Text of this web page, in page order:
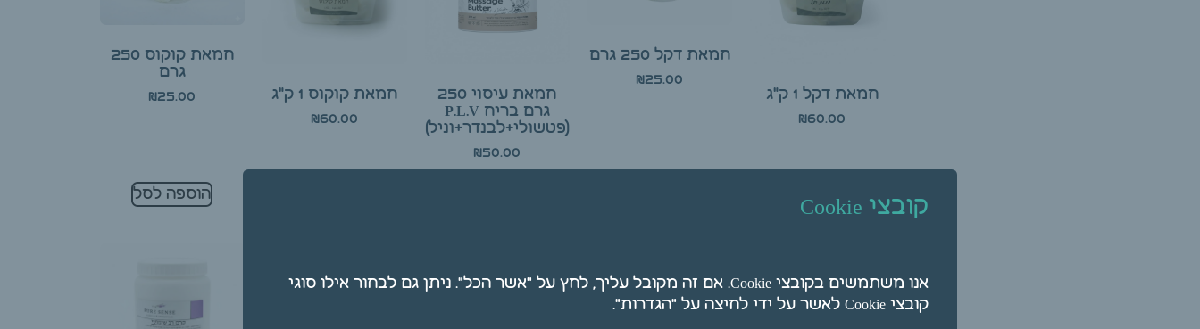
חמאת דקל 1 ק"ג
₪60.00
חמאת דקל 250 גרם
₪25.00
חמאת עיסוי 250
גרם בריח P.L.V
(פטשולי+לבנדר+וניל)
₪50.00
חמאת קוקוס 1 ק"ג
₪60.00
חמאת קוקוס 250
גרם
₪25.00
הוספה לסל קובצי Cookie
אנו משתמשים בקובצי Cookie. אם זה מקובל עליך, לחץ על "אשר הכל". ניתן גם לבחור אילו סוגי
קובצי Cookie לאשר על ידי לחיצה על "הגדרות".